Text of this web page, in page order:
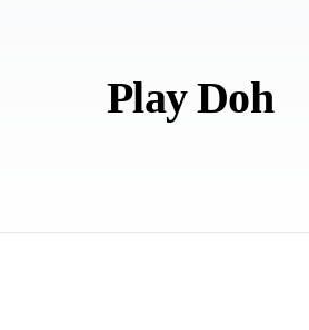
Play Doh